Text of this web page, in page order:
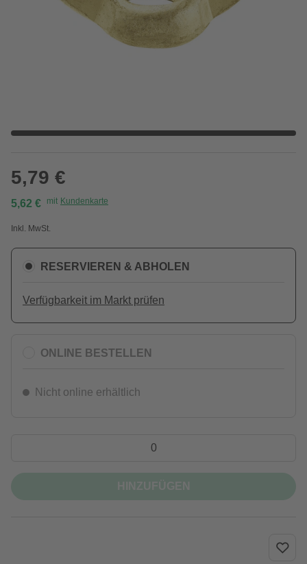
5,79 €
5,62 € mit Kundenkarte
Inkl. MwSt.
RESERVIEREN & ABHOLEN
Verfügbarkeit im Markt prüfen
ONLINE BESTELLEN
Nicht online erhältlich